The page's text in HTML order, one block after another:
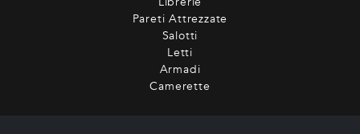
Pareti Attrezzate
Salotti
Letti
Armadi
Camerette